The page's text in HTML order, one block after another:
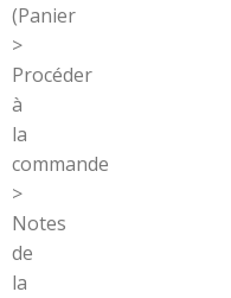
(Panier
>
Procéder
à
la
commande
>
Notes
de
la